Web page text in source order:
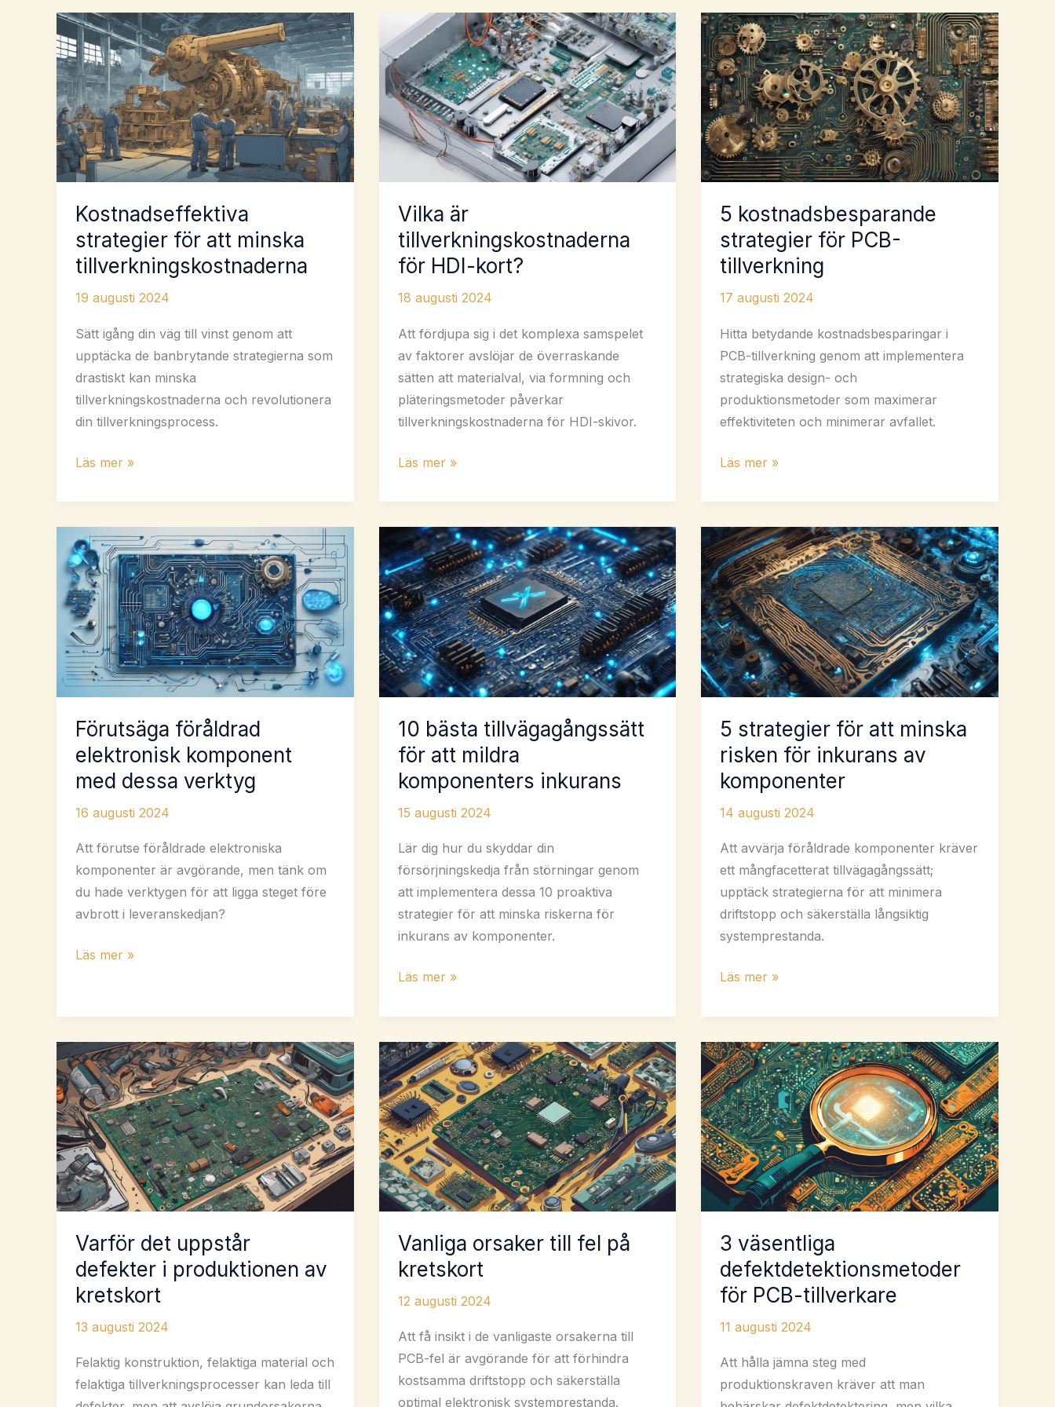
Kostnadseffektiva
strategier för att minska
tillverkningskostnaderna
19 augusti 2024
Sätt igång din väg till vinst genom att
upptäcka de banbrytande strategierna som
drastiskt kan minska
tillverkningskostnaderna och revolutionera
din tillverkningsprocess.
Kostnadseffektiva
för
att
minska
tillverkningskostnaderna
Läs mer »
Vilka är
tillverkningskostnaderna
för HDI-kort?
18 augusti 2024
Att fördjupa sig i det komplexa samspelet
av faktorer avslöjar de överraskande
sätten att materialval, via formning och
pläteringsmetoder påverkar
tillverkningskostnaderna för HDI-skivor.
Vilka
tillverkningskostnaderna
för
HDI-
kort?
Läs mer »
5 kostnadsbesparande
strategier för PCB-
tillverkning
17 augusti 2024
Hitta betydande kostnadsbesparingar i
PCB-tillverkning genom att implementera
strategiska design- och
produktionsmetoder som maximerar
effektiviteten och minimerar avfallet.
5
strategier
för
PCB-
tillverkning
Läs mer »
Förutsäga föråldrad
elektronisk komponent
med dessa verktyg
16 augusti 2024
Att förutse föråldrade elektroniska
komponenter är avgörande, men tänk om
du hade verktygen för att ligga steget före
avbrott i leveranskedjan?
Förutsäga
komponent
med
dessa
verktyg
Läs mer »
10 bästa tillvägagångssätt
för att mildra
komponenters inkurans
15 augusti 2024
Lär dig hur du skyddar din
försörjningskedja från störningar genom
att implementera dessa 10 proaktiva
strategier för att minska riskerna för
inkurans av komponenter.
10
tillvägagångssätt
för
att
mildra
komponenters
inkurans
Läs mer »
5 strategier för att minska
risken för inkurans av
komponenter
14 augusti 2024
Att avvärja föråldrade komponenter kräver
ett mångfacetterat tillvägagångssätt;
upptäck strategierna för att minimera
driftstopp och säkerställa långsiktig
systemprestanda.
5
för
att
minska
risken
för
inkurans
av
komponenter
Läs mer »
Varför det uppstår
defekter i produktionen av
kretskort
13 augusti 2024
Felaktig konstruktion, felaktiga material och
felaktiga tillverkningsprocesser kan leda till
Vanliga orsaker till fel på
kretskort
12 augusti 2024
Att få insikt i de vanligaste orsakerna till
PCB-fel är avgörande för att förhindra
kostsamma driftstopp och säkerställa
optimal elektronisk systemprestanda.
3 väsentliga
defektdetektionsmetoder
för PCB-tillverkare
11 augusti 2024
Att hålla jämna steg med
produktionskraven kräver att man